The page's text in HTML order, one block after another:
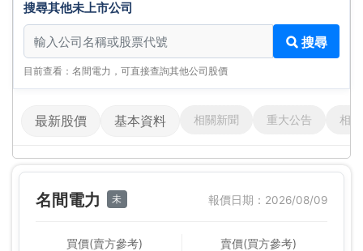
搜尋其他未上市公司
搜尋其他未上市公司
搜尋
目前查看：名間電力，可直接查詢其他公司股價
最新股價 基本資料 相關新聞 重大公告 相
名間電力 未 報價日期：2026/08/09
買價(賣方參考) 賣價(買方參考)